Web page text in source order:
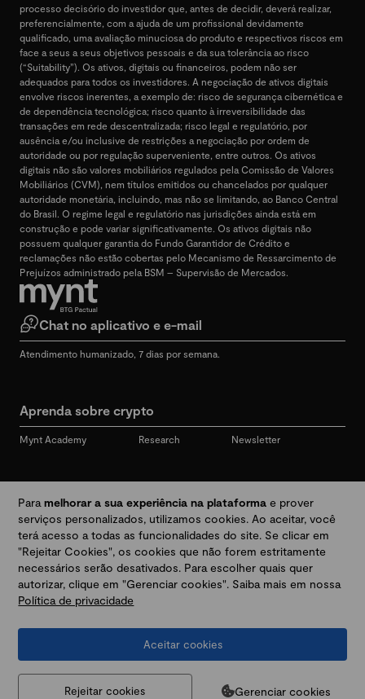
processo decisório do investidor que, antes de decidir, deverá realizar,
preferencialmente, com a ajuda de um profissional devidamente
qualificado, uma avaliação minuciosa do produto e respectivos riscos em
face a seus a seus objetivos pessoais e da sua tolerância ao risco
(“Suitability”). Os ativos, digitais ou financeiros, podem não ser
adequados para todos os investidores. A negociação de ativos digitais
envolve riscos inerentes, a exemplo de: risco de segurança cibernética e
de dependência tecnológica; risco quanto à irreversibilidade das
transações em rede descentralizada; risco legal e regulatório, por
ausência e/ou inclusive de restrições a negociação por ordem de
autoridade ou por regulação superveniente, entre outros. Os ativos
digitais não são valores mobiliários regulados pela Comissão de Valores
Mobiliários (CVM), nem títulos emitidos ou chancelados por qualquer
autoridade monetária, incluindo, mas não se limitando, ao Banco Central
do Brasil. O regime legal e regulatório nas jurisdições ainda está em
construção e pode variar significativamente. Os ativos digitais não
possuem qualquer garantia do Fundo Garantidor de Crédito e
reclamações não estão cobertas pelo Mecanismo de Ressarcimento de
Prejuízos administrado pela BSM – Supervisão de Mercados.
Aprenda sobre crypto
Mynt Academy Research Newsletter
Chat no aplicativo e e-mail
Atendimento humanizado, 7 dias por semana.
Redes sociais
Desbloqueie seu mundo crypto
Av. Brigadeiro Faria Lima, 3447, 9 andar - sala 11 - Itaim Bibi - São Paulo, SP, 04538-133,
Prevenção a golpes e fraudes|Regulamentos
Paramelhorar a sua experiência na plataforma e prover
serviços personalizados, utilizamos cookies. Ao aceitar, você
terá acesso a todas as funcionalidades do site. Se clicar em
"Rejeitar Cookies", os cookies que não forem estritamente
necessários serão desativados. Para escolher quais quer
autorizar, clique em "Gerenciar cookies". Saiba mais em nossa
Política de privacidade
Gerenciar cookies
Aceitar cookies
Rejeitar cookies